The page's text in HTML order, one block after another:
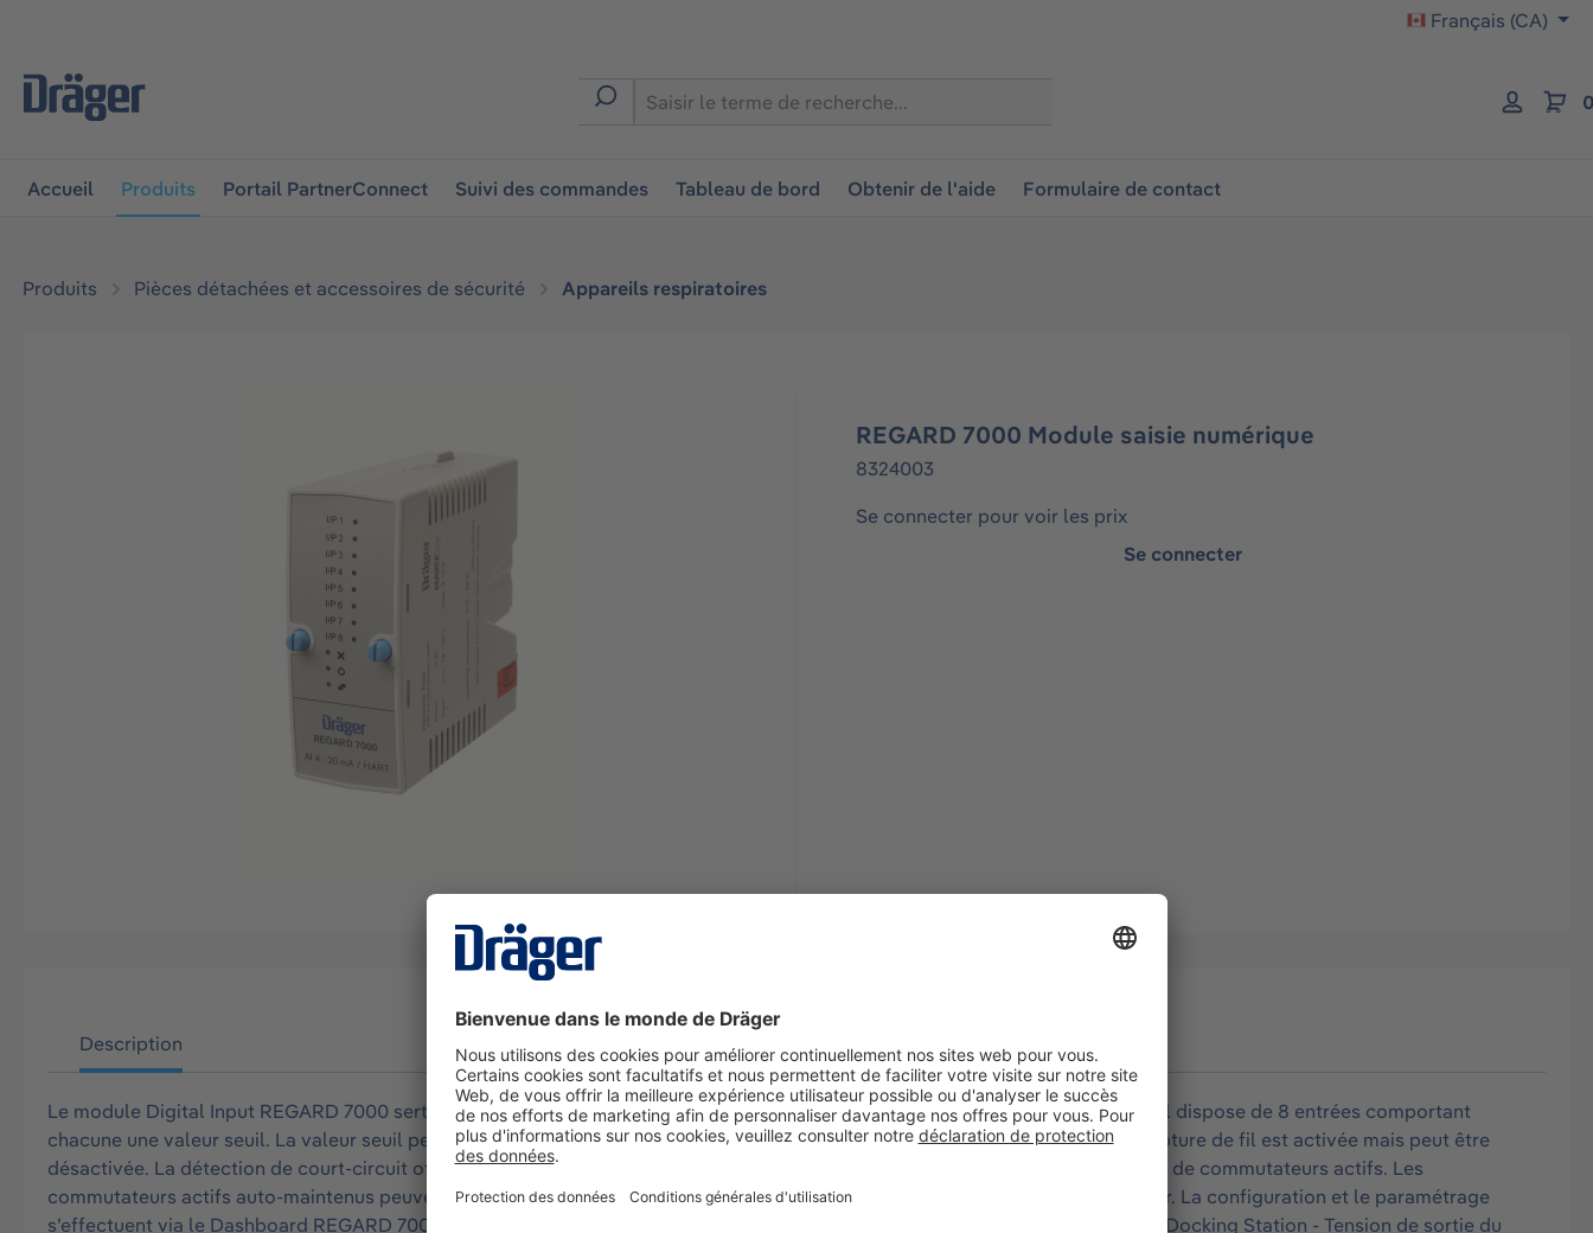
Français (CA)
Accueil Produits Portail PartnerConnect Suivi des commandes Tableau de bord Obtenir de l'aide Formulaire de contact
Produits Pièces détachées et accessoires de sécurité Appareils respiratoires
REGARD 7000 Module saisie numérique
8324003
Se connecter pour voir les prix
Se connecter
Description
Le module Digital Input REGARD 7000 sert à la surveillance des signaux de courant numériques ou se modifiant brutalement. Il dispose de 8 entrées comportant
chacune une valeur seuil. La valeur seuil peut être surveillée à l'aide d’un flanc ascendant ou descendant. Une détection de rupture de fil est activée mais peut être
désactivée. La détection de court-circuit offre un sécurité supplémentaire. Chaque entrée peut être utilisée pour l’alimentation de commutateurs actifs. Les
commutateurs actifs auto-maintenus peuvent être mis hors tension automatiquement lors de la confirmation pour les initialiser. La configuration et le paramétrage
s’effectuent via le Dashboard REGARD 7000. - Nombre de canaux d’entrée : max. 8 - Tension de service : 24 V (18 à 30 V) via là Docking Station - Tension de sortie du